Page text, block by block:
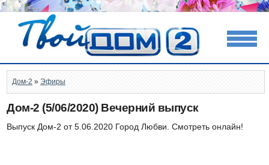
Дом-2 » Эфиры
Дом-2 (5/06/2020) Вечерний выпуск
Выпуск Дом-2 от 5.06.2020 Город Любви. Смотреть онлайн!